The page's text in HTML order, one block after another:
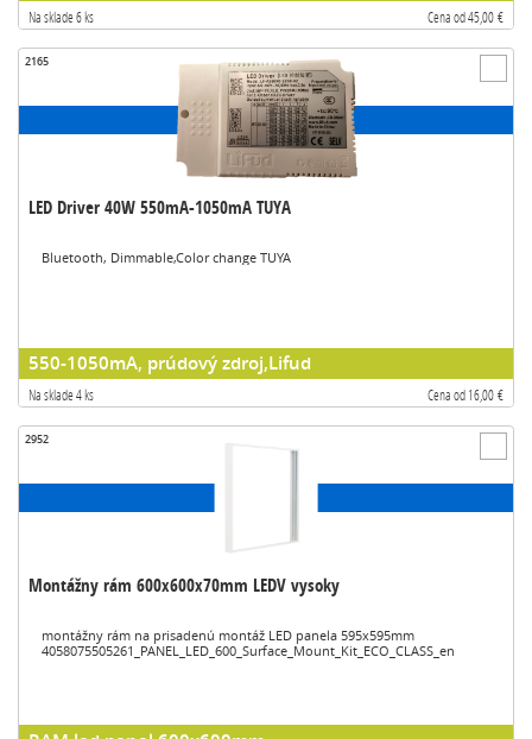
Na sklade 6 ks Cena od 45,00 €
2165
LED Driver 40W 550mA-1050mA TUYA
Bluetooth, Dimmable,Color change TUYA
550-1050mA, prúdový zdroj,Lifud
Na sklade 4 ks Cena od 16,00 €
2952
Montážny rám 600x600x70mm LEDV vysoky
montážny rám na prisadenú montáž LED panela 595x595mm
4058075505261_PANEL_LED_600_Surface_Mount_Kit_ECO_CLASS_en